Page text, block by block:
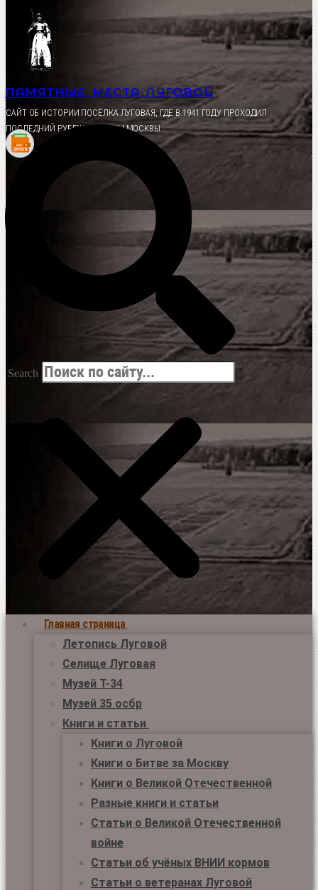
Перейти
содержимому
ПАМЯТНЫЕ МЕСТА ЛУГОВОЙ
CАЙТ ОБ ИСТОРИИ ПОСЁЛКА ЛУГОВАЯ, ГДЕ В 1941 ГОДУ ПРОХОДИЛ
ПОСЛЕДНИЙ РУБЕЖ ОБОРОНЫ МОСКВЫ
Search
Главная страница
Летопись Луговой
Селище Луговая
Музей Т-34
Музей 35 осбр
Книги и статьи
Книги о Луговой
Книги о Битве за Москву
Книги о Великой Отечественной
Разные книги и статьи
Статьи о Великой Отечественной
войне
Статьи об учёных ВНИИ кормов
Статьи о ветеранах Луговой